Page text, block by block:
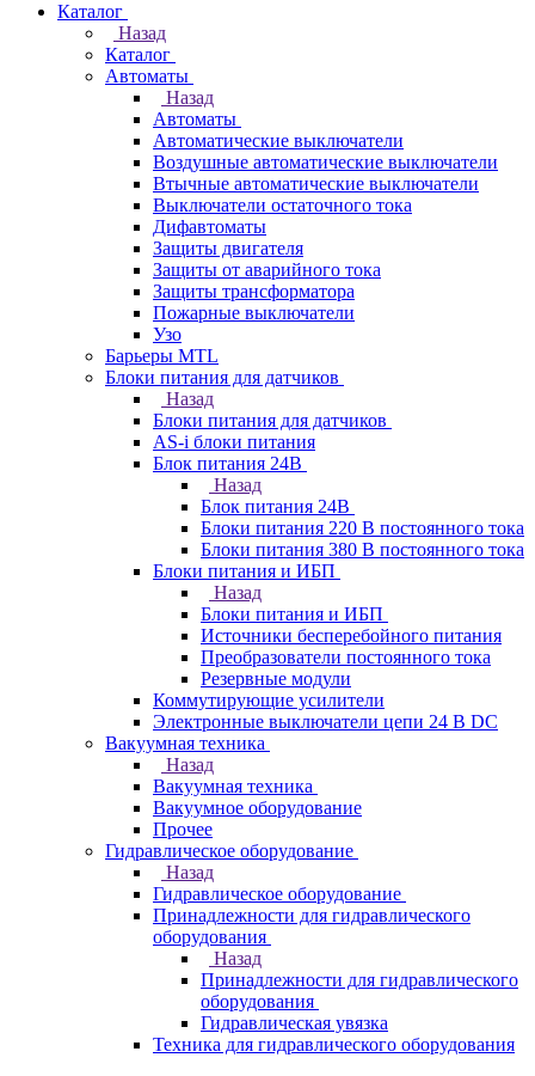
Каталог
Назад
Каталог
Автоматы
Назад
Автоматы
Автоматические выключатели
Воздушные автоматические выключатели
Втычные автоматические выключатели
Выключатели остаточного тока
Дифавтоматы
Защиты двигателя
Защиты от аварийного тока
Защиты трансформатора
Пожарные выключатели
Узо
Барьеры MTL
Блоки питания для датчиков
Назад
Блоки питания для датчиков
AS-i блоки питания
Блок питания 24В
Назад
Блок питания 24В
Блоки питания 220 В постоянного тока
Блоки питания 380 В постоянного тока
Блоки питания и ИБП
Назад
Блоки питания и ИБП
Источники бесперебойного питания
Преобразователи постоянного тока
Резервные модули
Коммутирующие усилители
Электронные выключатели цепи 24 В DC
Вакуумная техника
Назад
Вакуумная техника
Вакуумное оборудование
Прочее
Гидравлическое оборудование
Назад
Гидравлическое оборудование
Принадлежности для гидравлического
оборудования
Назад
Принадлежности для гидравлического
оборудования
Гидравлическая увязка
Техника для гидравлического оборудования